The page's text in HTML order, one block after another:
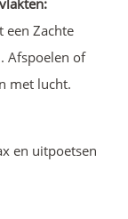
een Zachte
Afspoelen of
met lucht.
en uitpoetsen